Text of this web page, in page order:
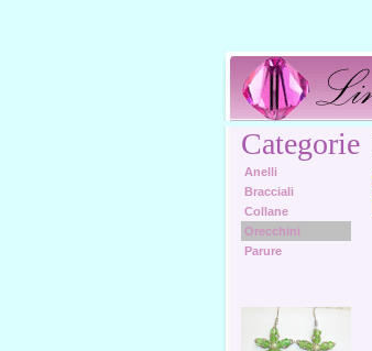
Categorie
Anelli
Bracciali
Collane
Orecchini
Parure